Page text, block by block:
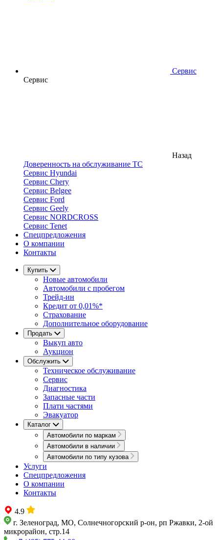
Сервис
Сервис
Назад
Доверенность на обслуживание ТС
Сервис Hyundai
Сервис Chery
Сервис Belgee
Сервис Ford
Сервис Geely
Сервис NORDCROSS
Сервис Tenet
Спецпредложения
О компании
Контакты
Купить
Новые автомобили
Автомобили с пробегом
Трейд-ин
Кредит от 0,01%*
Страхование
Дополнительное оборудование
Продать
Выкуп авто
Аукцион
Обслужить
Техническое обслуживание
Сервис
Диагностика
Запасные части
Плати частями
Эвакуатор
Каталог
Автомобили по маркам
Автомобили в наличии
Автомобили по типу кузова
Услуги
Спецпредложения
О компании
Контакты
4.9
г. Зеленоград, МО, Солнечногорский р-он, рп Ржавки, 2-ой
микрорайон, стр.14